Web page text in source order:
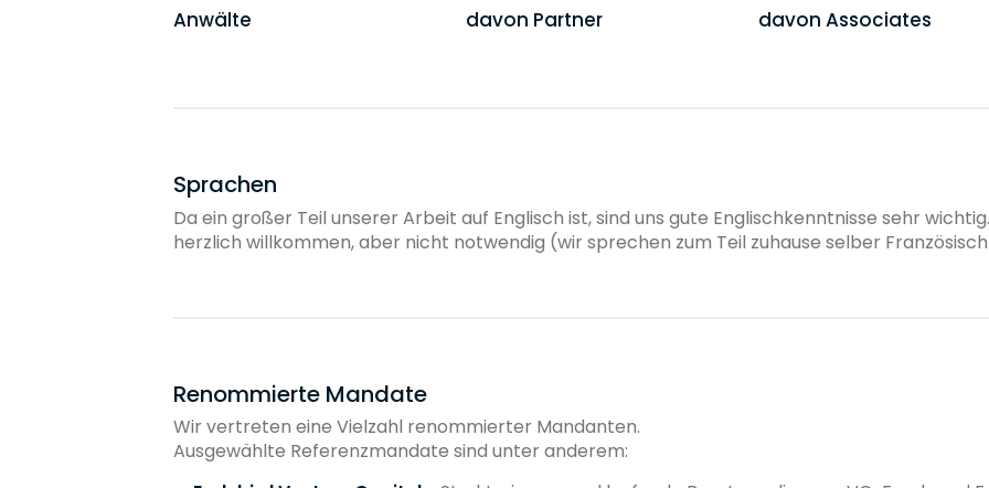
Anwälte davon Partner davon Associates
Sprachen
Da ein großer Teil unserer Arbeit auf Englisch ist, sind uns gute Englischkenntnisse sehr
herzlich willkommen, aber nicht notwendig (wir sprechen zum Teil zuhause selber Französisch
Renommierte Mandate
Wir vertreten eine Vielzahl renommierter Mandanten.
Ausgewählte Referenzmandate sind unter anderem: